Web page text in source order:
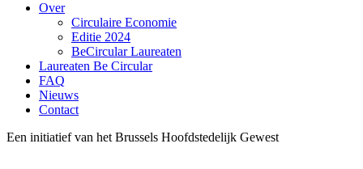
Over
Circulaire Economie
Editie 2024
BeCircular Laureaten
Laureaten Be Circular
FAQ
Nieuws
Contact
Een initiatief van het Brussels Hoofdstedelijk Gewest